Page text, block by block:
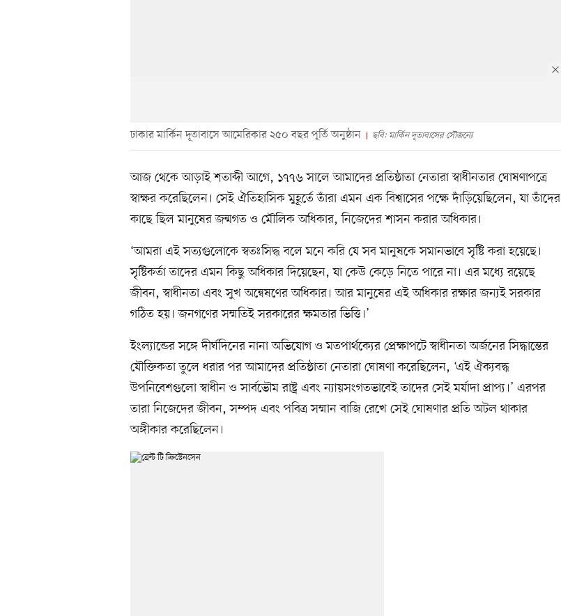
ঢাকার মার্কিন দূতাবাসে আমেরিকার ২৫০ বছর পূর্তি অনুষ্ঠান ছবি: মার্কিন দূতাবাসের সৌজন্যে
আজ থেকে আড়াই শতাব্দী আগে, ১৭৭৬ সালে আমাদের প্রতিষ্ঠাতা নেতারা স্বাধীনতার ঘোষণাপত্রে
স্বাক্ষর করেছিলেন। সেই ঐতিহাসিক মুহূর্তে তাঁরা এমন এক বিশ্বাসের পক্ষে দাঁড়িয়েছিলেন, যা তাঁদের
কাছে ছিল মানুষের জন্মগত ও মৌলিক অধিকার, নিজেদের শাসন করার অধিকার।
‘আমরা এই সত্যগুলোকে স্বতঃসিদ্ধ বলে মনে করি যে সব মানুষকে সমানভাবে সৃষ্টি করা হয়েছে।
সৃষ্টিকর্তা তাদের এমন কিছু অধিকার দিয়েছেন, যা কেউ কেড়ে নিতে পারে না। এর মধ্যে রয়েছে
জীবন, স্বাধীনতা এবং সুখ অন্বেষণের অধিকার। আর মানুষের এই অধিকার রক্ষার জন্যই সরকার
গঠিত হয়। জনগণের সম্মতিই সরকারের ক্ষমতার ভিত্তি।’
ইংল্যান্ডের সঙ্গে দীর্ঘদিনের নানা অভিযোগ ও মতপার্থক্যের প্রেক্ষাপটে স্বাধীনতা অর্জনের সিদ্ধান্তের
যৌক্তিকতা তুলে ধরার পর আমাদের প্রতিষ্ঠাতা নেতারা ঘোষণা করেছিলেন, ‘এই ঐক্যবদ্ধ
উপনিবেশগুলো স্বাধীন ও সার্বভৌম রাষ্ট্র এবং ন্যায়সংগতভাবেই তাদের সেই মর্যাদা প্রাপ্য।’ এরপর
তারা নিজেদের জীবন, সম্পদ এবং পবিত্র সম্মান বাজি রেখে সেই ঘোষণার প্রতি অটল থাকার
অঙ্গীকার করেছিলেন।